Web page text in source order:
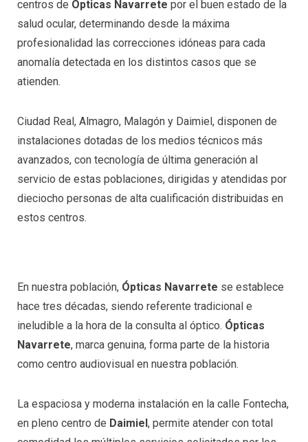
centros de Ópticas Navarrete por el buen estado de la
salud ocular, determinando desde la máxima
profesionalidad las correcciones idóneas para cada
anomalía detectada en los distintos casos que se
atienden.
Ciudad Real, Almagro, Malagón y Daimiel, disponen de
instalaciones dotadas de los medios técnicos más
avanzados, con tecnología de última generación al
servicio de estas poblaciones, dirigidas y atendidas por
dieciocho personas de alta cualificación distribuidas en
estos centros.
En nuestra población, Ópticas Navarrete se establece
hace tres décadas, siendo referente tradicional e
ineludible a la hora de la consulta al óptico. Ópticas
Navarrete, marca genuina, forma parte de la historia
como centro audiovisual en nuestra población.
La espaciosa y moderna instalación en la calle Fontecha,
en pleno centro de Daimiel, permite atender con total